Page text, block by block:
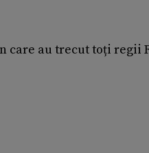
care au trecut toți regii